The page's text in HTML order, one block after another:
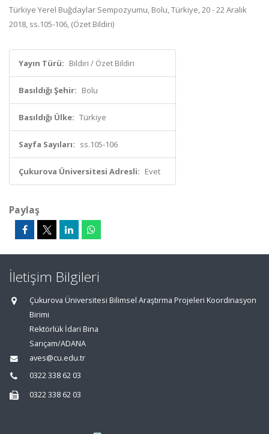
Türkiye Yerel Buğdaylar Sempozyumu, Bolu, Türkiye, 20 - 22 Aralık
2018, ss.105-106, (Özet Bildiri)
Yayın Türü: Bildiri / Özet Bildiri
Basıldığı Şehir: Bolu
Basıldığı Ülke: Türkiye
Sayfa Sayıları: ss.105-106
Çukurova Üniversitesi Adresli: Evet
Paylaş
İletişim Bilgileri
Çukurova Üniversitesi Bilimsel Araştırma Projeleri Koordinasyon
Birimi
Rektörlük İdari Bina
Sarıçam/ADANA
aves@cu.edu.tr
0322 338 62 03
0322 338 62 03